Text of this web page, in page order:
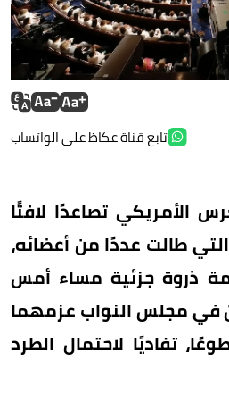
تابع قناة عكاظ على الواتساب
الأمريكي تصاعدًا لافتًا
طالت عددًا من أعضائه،
ذروة جزئية مساء أمس
في مجلس النواب عزمهما
تفاديًا لاحتمال الطرد